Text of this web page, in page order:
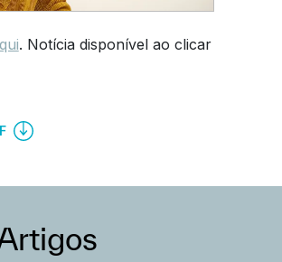
. Notícia disponível ao clicar